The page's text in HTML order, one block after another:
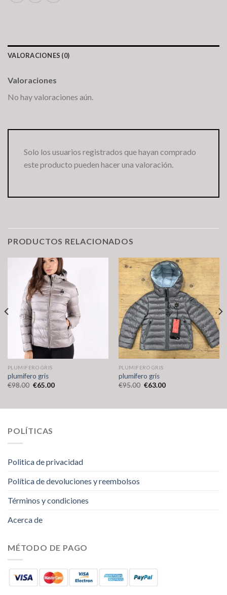
VALORACIONES (0)
Valoraciones
No hay valoraciones aún.
Solo los usuarios registrados que hayan comprado
este producto pueden hacer una valoración.
PRODUCTOS RELACIONADOS
PLUMIFERO GRIS
plumifero gris
€98.00 €65.00
PLUMIFERO GRIS
plumifero gris
€95.00 €63.00
POLÍTICAS
Politica de privacidad
Política de devoluciones y reembolsos
Términos y condiciones
Acerca de
MÉTODO DE PAGO